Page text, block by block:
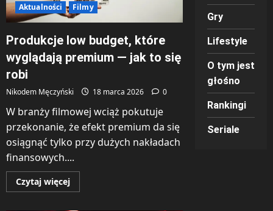
Aktualności Filmy
Produkcje low budget, które
wyglądają premium — jak to się
robi
Nikodem Męczyński 18 marca 2026 0
W branży filmowej wciąż pokutuje
przekonanie, że efekt premium da się
osiągnąć tylko przy dużych nakładach
finansowych....
Czytaj więcejDowiedz
się
Gry
Lifestyle
O tym jest
głośno
Rankingi
Seriale